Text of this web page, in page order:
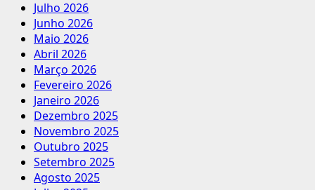
Julho 2026
Junho 2026
Maio 2026
Abril 2026
Março 2026
Fevereiro 2026
Janeiro 2026
Dezembro 2025
Novembro 2025
Outubro 2025
Setembro 2025
Agosto 2025